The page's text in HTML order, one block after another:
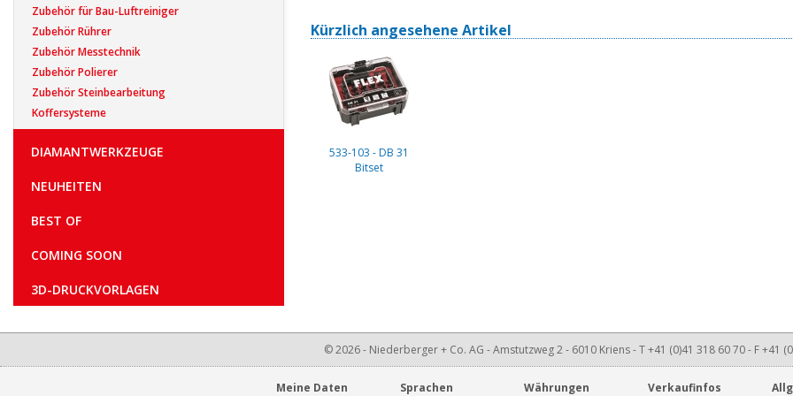
Zubehör für Bau-Luftreiniger
Zubehör Rührer
Zubehör Messtechnik
Zubehör Polierer
Zubehör Steinbearbeitung
Koffersysteme
DIAMANTWERKZEUGE
NEUHEITEN
BEST OF
COMING SOON
3D-DRUCKVORLAGEN
Kürzlich angesehene Artikel
533-103 - DB 31
Bitset
© 2026 - Niederberger + Co. AG - Amstutzweg 2 - 6010 Kriens - T +41 (0)41 318 60 70 - F +41
Meine Daten Sprachen Währungen Verkaufinfos